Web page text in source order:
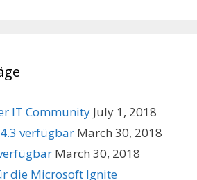
IT Community July 1, 2018
verfügbar March 30, 2018
March 30, 2018
die Microsoft Ignite